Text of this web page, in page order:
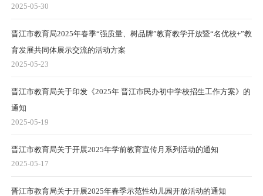
2025-05-30
晋江市教育局2025年春季“强质量、树品牌”教育教学开放暨“名优校+”教
育发展共同体展示交流的活动方案
2025-05-23
晋江市教育局关于印发《2025年 晋江市民办初中学校招生工作方案》的
通知
2025-05-19
晋江市教育局关于开展2025年学前教育宣传月系列活动的通知
2025-05-17
晋江市教育局关于开展2025年春季示范性幼儿园开放活动的通知